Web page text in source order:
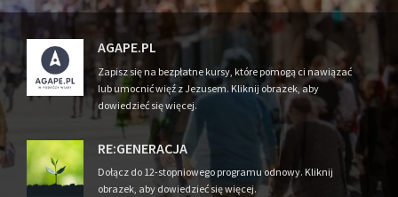
AGAPE.PL
Zapisz się na bezpłatne kursy, które pomogą ci nawiązać
lub umocnić więź z Jezusem. Kliknij obrazek, aby
dowiedzieć się więcej.
RE:GENERACJA
Dołącz do 12-stopniowego programu odnowy. Kliknij
obrazek, aby dowiedzieć się więcej.